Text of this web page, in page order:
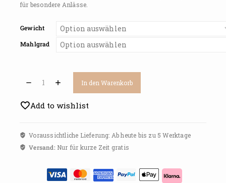
für besondere Anlässe.
Gewicht
Mahlgrad
In den Warenkorb
Add to wishlist
Voraussichtliche Lieferung: Ab heute bis zu 5 Werktage
Versand: Nur für kurze Zeit gratis